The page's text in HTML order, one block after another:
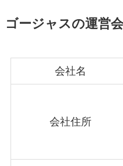
ゴージャスの運営
会社名
会社住所